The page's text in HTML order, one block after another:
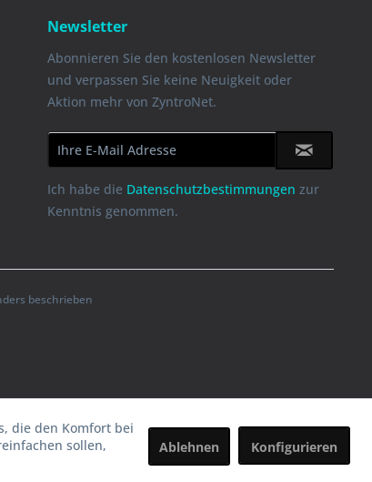
Newsletter
Abonnieren Sie den kostenlosen Newsletter
und verpassen Sie keine Neuigkeit oder
Aktion mehr von ZyntroNet.
Ich habe die Datenschutzbestimmungen zur
Kenntnis genommen.
beschrieben
die den Komfort bei
sollen,
Ablehnen Konfigurieren